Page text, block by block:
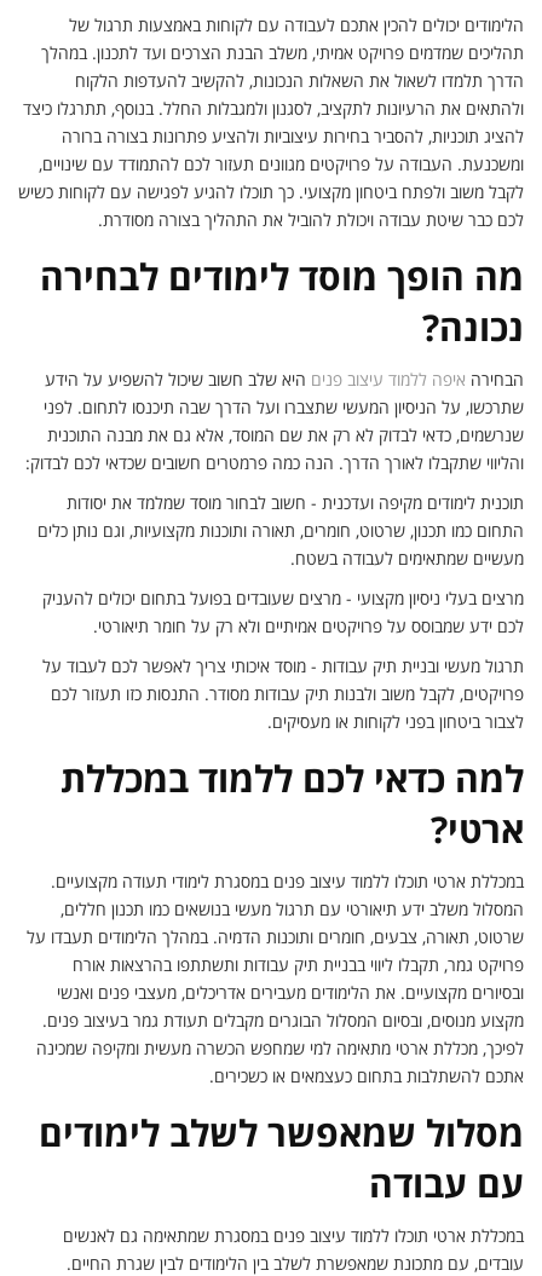
הלימודים יכולים להכין אתכם לעבודה עם לקוחות באמצעות תרגול של
תהליכים שמדמים פרויקט אמיתי, משלב הבנת הצרכים ועד לתכנון. במהלך
הדרך תלמדו לשאול את השאלות הנכונות, להקשיב להעדפות הלקוח
ולהתאים את הרעיונות לתקציב, לסגנון ולמגבלות החלל. בנוסף, תתרגלו כיצד
להציג תוכניות, להסביר בחירות עיצוביות ולהציע פתרונות בצורה ברורה
ומשכנעת. העבודה על פרויקטים מגוונים תעזור לכם להתמודד עם שינויים,
לקבל משוב ולפתח ביטחון מקצועי. כך תוכלו להגיע לפגישה עם לקוחות כשיש
לכם כבר שיטת עבודה ויכולת להוביל את התהליך בצורה מסודרת.
מה הופך מוסד לימודים לבחירה
נכונה?
הבחירה איפה ללמוד עיצוב פנים היא שלב חשוב שיכול להשפיע על הידע
שתרכשו, על הניסיון המעשי שתצברו ועל הדרך שבה תיכנסו לתחום. לפני
שנרשמים, כדאי לבדוק לא רק את שם המוסד, אלא גם את מבנה התוכנית
והליווי שתקבלו לאורך הדרך. הנה כמה פרמטרים חשובים שכדאי לכם לבדוק:
תוכנית לימודים מקיפה ועדכנית - חשוב לבחור מוסד שמלמד את יסודות
התחום כמו תכנון, שרטוט, חומרים, תאורה ותוכנות מקצועיות, וגם נותן כלים
מעשיים שמתאימים לעבודה בשטח.
מרצים בעלי ניסיון מקצועי - מרצים שעובדים בפועל בתחום יכולים להעניק
לכם ידע שמבוסס על פרויקטים אמיתיים ולא רק על חומר תיאורטי.
תרגול מעשי ובניית תיק עבודות - מוסד איכותי צריך לאפשר לכם לעבוד על
פרויקטים, לקבל משוב ולבנות תיק עבודות מסודר. התנסות כזו תעזור לכם
לצבור ביטחון בפני לקוחות או מעסיקים.
למה כדאי לכם ללמוד במכללת
ארטי?
במכללת ארטי תוכלו ללמוד עיצוב פנים במסגרת לימודי תעודה מקצועיים.
המסלול משלב ידע תיאורטי עם תרגול מעשי בנושאים כמו תכנון חללים,
שרטוט, תאורה, צבעים, חומרים ותוכנות הדמיה. במהלך הלימודים תעבדו על
פרויקט גמר, תקבלו ליווי בבניית תיק עבודות ותשתתפו בהרצאות אורח
ובסיורים מקצועיים. את הלימודים מעבירים אדריכלים, מעצבי פנים ואנשי
מקצוע מנוסים, ובסיום המסלול הבוגרים מקבלים תעודת גמר בעיצוב פנים.
לפיכך, מכללת ארטי מתאימה למי שמחפש הכשרה מעשית ומקיפה שמכינה
אתכם להשתלבות בתחום כעצמאים או כשכירים.
מסלול שמאפשר לשלב לימודים
עם עבודה
במכללת ארטי תוכלו ללמוד עיצוב פנים במסגרת שמתאימה גם לאנשים
עובדים, עם מתכונת שמאפשרת לשלב בין הלימודים לבין שגרת החיים.